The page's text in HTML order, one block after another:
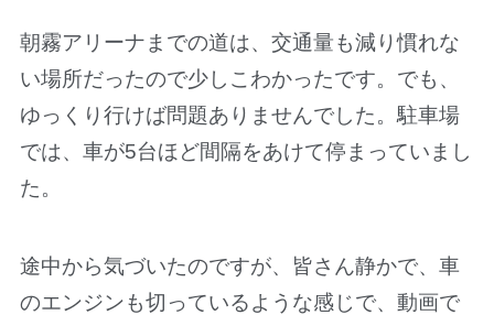
朝霧アリーナまでの道は、交通量も減り慣れな
い場所だったので少しこわかったです。でも、
ゆっくり行けば問題ありませんでした。駐車場
では、車が5台ほど間隔をあけて停まっていまし
た。
途中から気づいたのですが、皆さん静かで、車
のエンジンも切っているような感じで、動画で